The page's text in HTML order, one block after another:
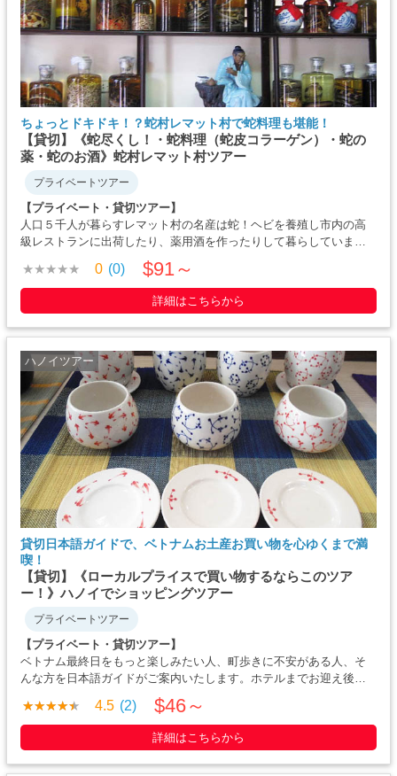
ちょっとドキドキ！？蛇村レマット村で蛇料理も堪能！
【貸切】《蛇尽くし！・蛇料理（蛇皮コラーゲン）・蛇の
薬・蛇のお酒》蛇村レマット村ツアー
プライベートツアー
【プライベート・貸切ツアー】
人口５千人が暮らすレマット村の名産は蛇！ヘビを養殖し市内の高
級レストランに出荷したり、薬用酒を作ったりして暮らしていま
す。村では、ヘビ肉料理を楽しむこともできます。蛇に携わる仕事
をする人はは昔より減ってしまったものの、今でも約50世帯が蛇の
養殖などをしています。観光地化され・・・・・
0 (0) $91～
詳細はこちらから
ハノイツアー
貸切日本語ガイドで、ベトナムお土産お買い物を心ゆくまで満
喫！
【貸切】《ローカルプライスで買い物するならこのツア
ー！》ハノイでショッピングツアー
プライベートツアー
【プライベート・貸切ツアー】
ベトナム最終日をもっと楽しみたい人、町歩きに不安がある人、そ
んな方を日本語ガイドがご案内いたします。ホテルまでお迎え後、
ハノイ大教会周辺でお買い物。分からないことなど、日本語ガイド
を通して明確にし、安心してお買い物を楽しむことができます。買
い物途中・・・・・
4.5 (2) $46～
詳細はこちらから